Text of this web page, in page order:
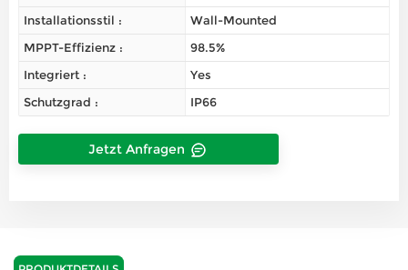
Installationsstil :
Wall-Mounted
MPPT-Effizienz :
98.5%
Integriert :
Yes
Schutzgrad :
IP66
Jetzt Anfragen